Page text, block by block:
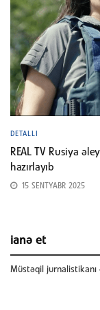
DETALLI
REAL TV Rusiya
hazırlayıb
15 SENTYABR 2025
ianə et
Müstəqil jurnalistikanı